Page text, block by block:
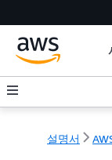
설명서